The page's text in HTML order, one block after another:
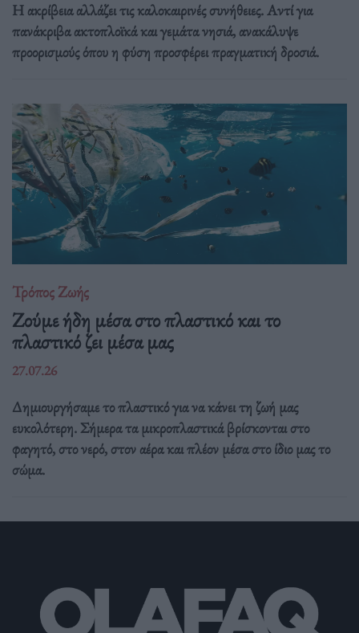
Η ακρίβεια αλλάζει τις καλοκαιρινές συνήθειες. Αντί για
πανάκριβα ακτοπλοϊκά και γεμάτα νησιά, ανακάλυψε
προορισμούς όπου η φύση προσφέρει πραγματική δροσιά.
Τρόπος Ζωής
Ζούμε ήδη μέσα στο πλαστικό και το
πλαστικό ζει μέσα μας
27.07.26
Δημιουργήσαμε το πλαστικό για να κάνει τη ζωή μας
ευκολότερη. Σήμερα τα μικροπλαστικά βρίσκονται στο
φαγητό, στο νερό, στον αέρα και πλέον μέσα στο ίδιο μας το
σώμα.